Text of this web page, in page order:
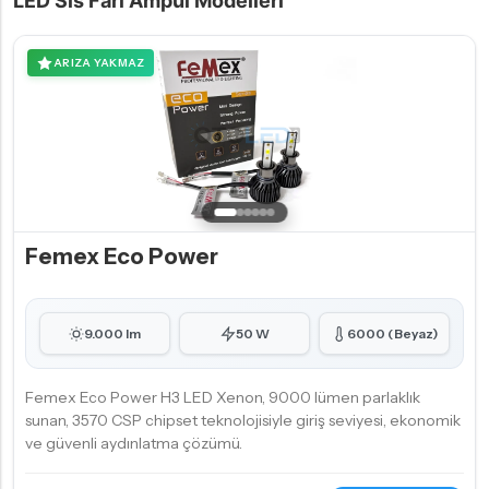
ARIZA YAKMAZ
Femex Eco Power
9.000 lm 50 W 6000 (Beyaz)
Femex Eco Power H3 LED Xenon, 9000 lümen parlaklık
sunan, 3570 CSP chipset teknolojisiyle giriş seviyesi, ekonomik
ve güvenli aydınlatma çözümü.